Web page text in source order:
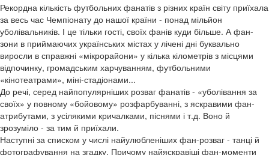
Рекордна кількість футбольних фанатів з різних країн світу приїхала
за весь час Чемпіонату до нашої країни - понад мільйон
уболівальників. І це тільки гості, своїх фанів куди більше. А фан-
зони в приймаючих українських містах у лічені дні буквально
виросли в справжні «мікрорайони» у кілька кілометрів з місцями
відпочинку, громадським харчуванням, футбольними
«кінотеатрами», міні-стадіонами...
До речі, серед найпопулярніших розваг фанатів - «уболівання за
своїх» у повному «бойовому» розфарбуванні, з яскравими фан-
атрибутами, з усілякими кричалками, піснями і т.д. Воно й
зрозуміло - за тим й приїхали.
Наступні за списком у числі найулюбленіших фан-розваг - танці й
фотографування на згадку. Причому найяскравіші фан-моменти